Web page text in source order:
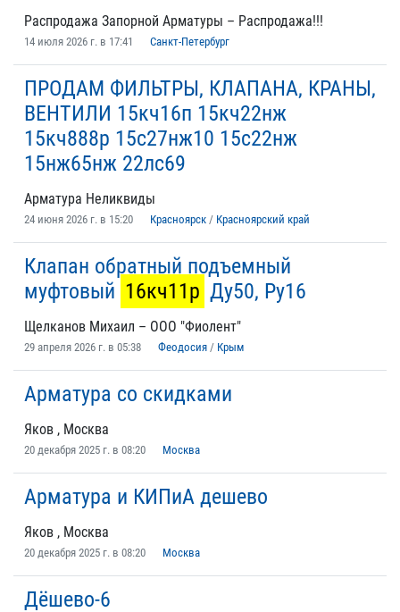
Распродажа Запорной Арматуры – Распродажа!!!
14 июля 2026 г. в 17:41 Санкт-Петербург
ПРОДАМ ФИЛЬТРЫ, КЛАПАНА, КРАНЫ,
ВЕНТИЛИ 15кч16п 15кч22нж
15кч888р 15с27нж10 15с22нж
15нж65нж 22лс69
Арматура Неликвиды
24 июня 2026 г. в 15:20 Красноярск / Красноярский край
Клапан обратный подъемный
муфтовый 16кч11р Ду50, Ру16
Щелканов Михаил – ООО "Фиолент"
29 апреля 2026 г. в 05:38 Феодосия / Крым
Арматура со скидками
Яков , Москва
20 декабря 2025 г. в 08:20 Москва
Арматура и КИПиА дешево
Яков , Москва
20 декабря 2025 г. в 08:20 Москва
Дёшево-6